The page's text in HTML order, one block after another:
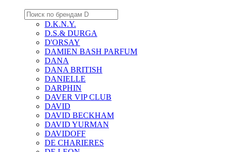
D.K.N.Y.
D.S.& DURGA
D'ORSAY
DAMIEN BASH PARFUM
DANA
DANA BRITISH
DANIELLE
DARPHIN
DAVER VIP CLUB
DAVID
DAVID BECKHAM
DAVID YURMAN
DAVIDOFF
DE CHARIERES